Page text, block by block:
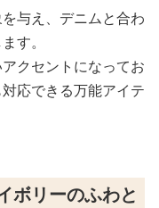
与え、デニムと合わ
す。
クセントになってお
応できる万能アイテ
ボリーのふわと